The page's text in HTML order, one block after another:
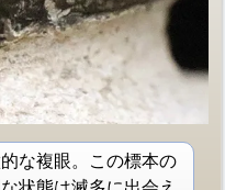
な複眼。この標本の